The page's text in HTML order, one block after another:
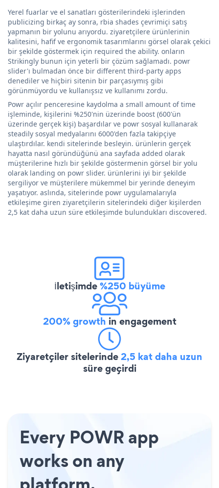
Yerel fuarlar ve el sanatları gösterilerindeki işlerinden
publicizing birkaç ay sonra, rbia shades çevrimiçi satış
yapmanın bir yolunu arıyordu. ziyaretçilere ürünlerinin
kalitesini, hafif ve ergonomik tasarımlarını görsel olarak çekici
bir şekilde göstermek için required the ability. onların
Strikingly bunun için yeterli bir çözüm sağlamadı. powr
slider'ı bulmadan önce bir different third-party apps
denediler ve hiçbiri sitenin bir parçasıymış gibi
görünmüyordu ve kullanışsız ve kullanımı zordu.
Powr açılır penceresine kaydolma a small amount of time
işleminde, kişilerini %250'nin üzerinde boost (600'ün
üzerinde gerçek kişi) başardılar ve powr sosyal kullanarak
steadily sosyal medyalarını 6000'den fazla takipçiye
ulaştırdılar. kendi sitelerinde besleyin. ürünlerin gerçek
hayatta nasıl göründüğünü ana sayfada added olarak
müşterilerine hızlı bir şekilde göstermenin görsel bir yolu
olarak landing on powr slider. ürünlerini iyi bir şekilde
sergiliyor ve müşterilere mükemmel bir yerinde deneyim
yaşatıyor. aslında, sitelerinde powr uygulamalarıyla
etkileşime giren ziyaretçilerin sitelerindeki diğer kişilerden
2,5 kat daha uzun süre etkileşimde bulundukları discovered.
İletişimde%250 büyüme
200% growth in engagement
Ziyaretçiler sitelerinde2,5 kat daha uzun
süre geçirdi
Every POWR app
works on any